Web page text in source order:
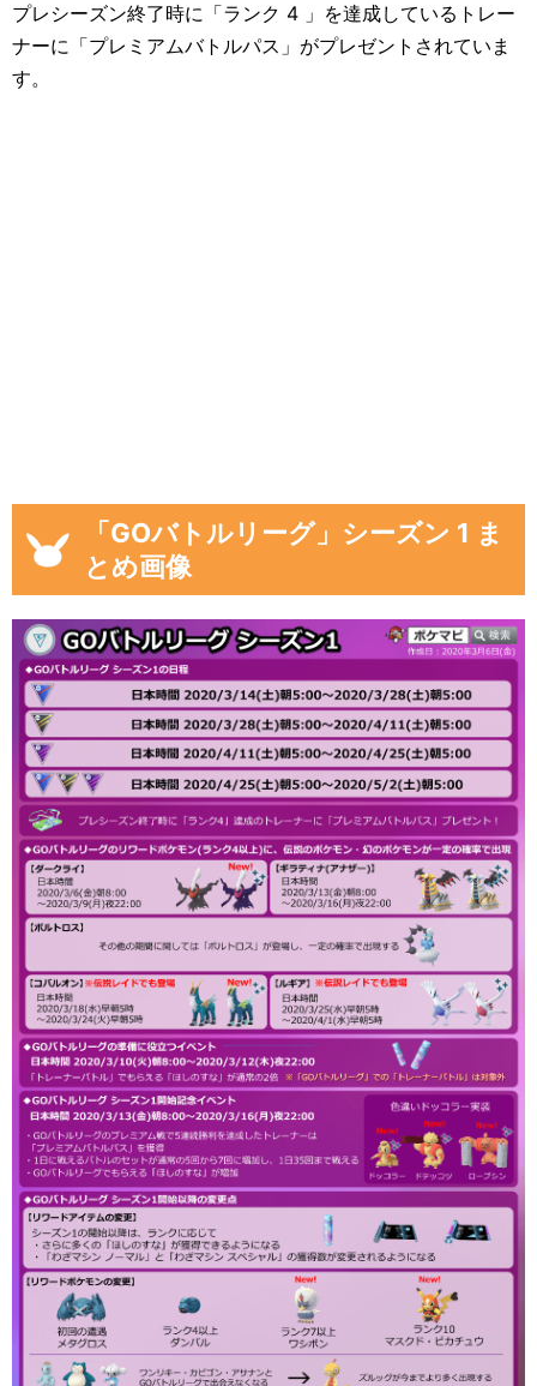
プレシーズン終了時に「ランク 4 」を達成しているトレー
ナーに「プレミアムバトルパス」がプレゼントされていま
す。
「GOバトルリーグ」シーズン 1 ま
とめ画像